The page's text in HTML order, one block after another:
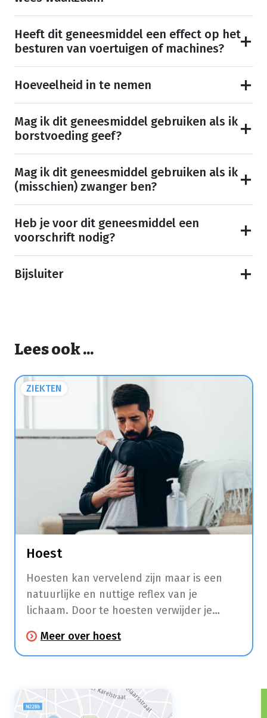
Heeft dit geneesmiddel een effect op het
besturen van voertuigen of machines?
Hoeveelheid in te nemen
Mag ik dit geneesmiddel gebruiken als ik
borstvoeding geef?
Mag ik dit geneesmiddel gebruiken als ik
(misschien) zwanger ben?
Heb je voor dit geneesmiddel een
voorschrift nodig?
Bijsluiter
Lees ook ...
ZIEKTEN
Hoest
Hoesten kan vervelend zijn maar is een
natuurlijke en nuttige reflex van je
lichaam. Door te hoesten verwijder je
keel, luchtpijp en longen.
Meer over hoest